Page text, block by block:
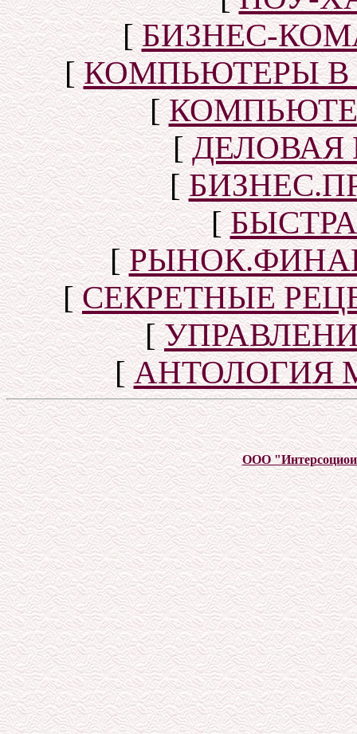
[БИЗНЕС-
[КОМПЬЮТЕРЫ В
[
[
[
[
[
[СЕКРЕТНЫЕ
[
[АНТОЛОГИЯ
ООО